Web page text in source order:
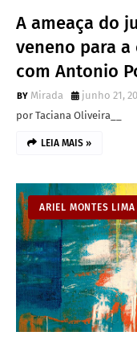
A ameaça do
veneno para
com Antonio
Mirada
junho 21,
por Taciana Oliveira__
LEIA MAIS »
ARIEL MONTES LIMA